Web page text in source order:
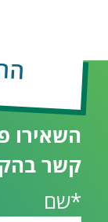
השאירו
קשר
*שם